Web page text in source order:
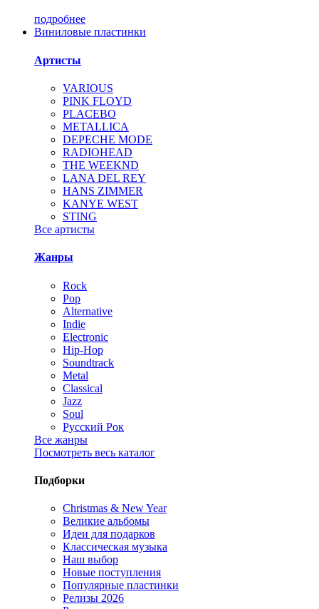
подробнее
Виниловые пластинки
Артисты
VARIOUS
PINK FLOYD
PLACEBO
METALLICA
DEPECHE MODE
RADIOHEAD
THE WEEKND
LANA DEL REY
HANS ZIMMER
KANYE WEST
STING
Все артисты
Жанры
Rock
Pop
Alternative
Indie
Electronic
Hip-Hop
Soundtrack
Metal
Classical
Jazz
Soul
Русский Рок
Все жанры
Посмотреть весь каталог
Подборки
Christmas & New Year
Великие альбомы
Идеи для подарков
Классическая музыка
Наш выбор
Новые поступления
Популярные пластинки
Релизы 2026